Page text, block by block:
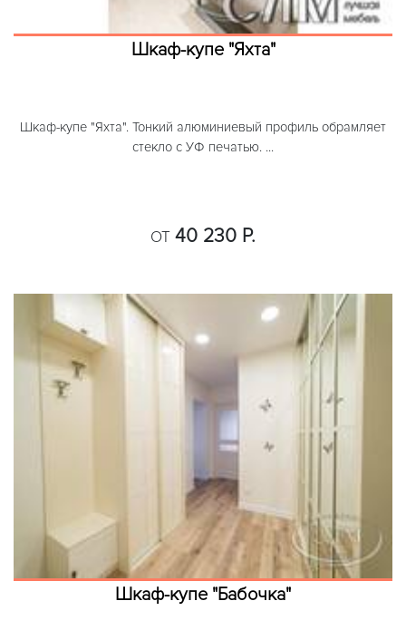
Шкаф-купе "Яхта"
Шкаф-купе "Яхта". Тонкий алюминиевый профиль обрамляет
стекло с УФ печатью. ...
ОТ 40 230 Р.
Шкаф-купе "Бабочка"